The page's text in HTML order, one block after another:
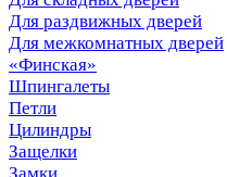
Для раздвижных дверей
Для межкомнатных дверей
«Финская»
Шпингалеты
Петли
Цилиндры
Защелки